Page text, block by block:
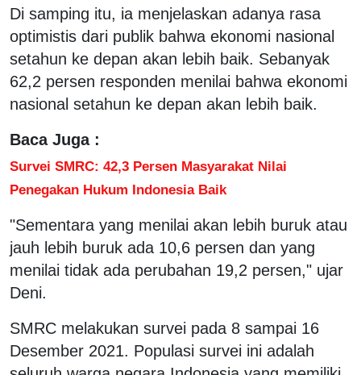
Di samping itu, ia menjelaskan adanya rasa
optimistis dari publik bahwa ekonomi nasional
setahun ke depan akan lebih baik. Sebanyak
62,2 persen responden menilai bahwa ekonomi
nasional setahun ke depan akan lebih baik.
Baca Juga :
Survei SMRC: 42,3 Persen Masyarakat Nilai
Penegakan Hukum Indonesia Baik
"Sementara yang menilai akan lebih buruk atau
jauh lebih buruk ada 10,6 persen dan yang
menilai tidak ada perubahan 19,2 persen," ujar
Deni.
SMRC melakukan survei pada 8 sampai 16
Desember 2021. Populasi survei ini adalah